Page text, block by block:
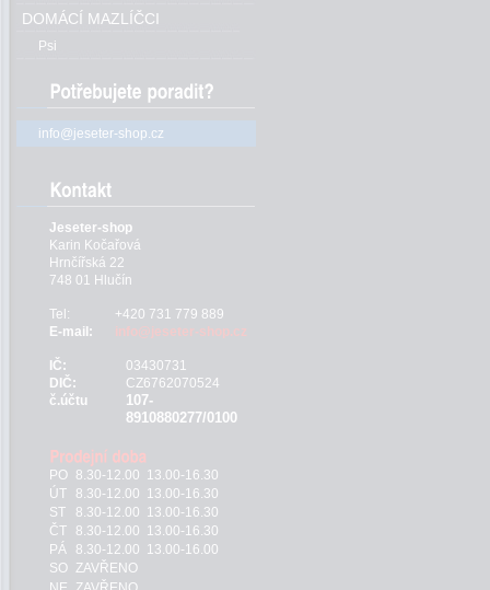
DOMÁCÍ MAZLÍČCI
Psi
info@jeseter-shop.cz
Jeseter-shop
Karin Kočařová
Hrnčířská 22
748 01 Hlučín
Tel:
+420 731 779 889
E-mail:
info@jeseter-shop.cz
IČ:
03430731
DIČ:
CZ6762070524
č.účtu
107-
8910880277/0100
PO 8.30-12.00 13.00-16.30
ÚT
8.30-12.00 13.00-16.30
ST
8.30-12.00 13.00-16.30
ČT
8.30-12.00 13.00-16.30
PÁ
8.30-12.00 13.00-16.00
SO ZAVŘENO